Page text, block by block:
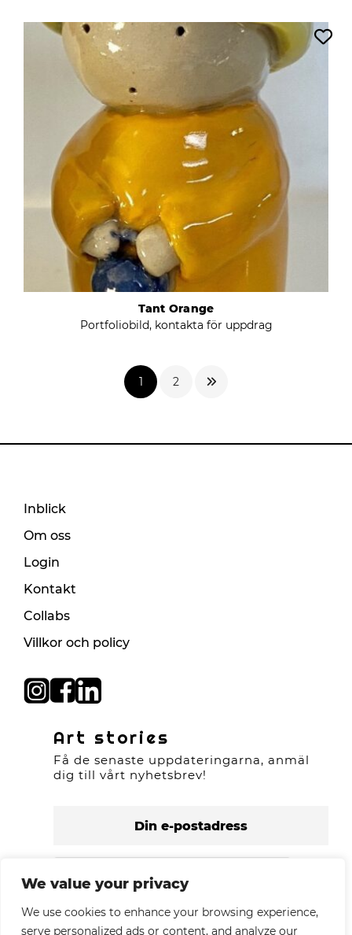
We value your privacy
We use cookies to enhance your browsing experience,
serve personalized ads or content, and analyze our
Tant Orange
Portfoliobild, kontakta för uppdrag
1 2
Inblick
Om oss
Login
Kontakt
Collabs
Villkor och policy
Art stories
Få de senaste uppdateringarna, anmäl
dig till vårt nyhetsbrev!